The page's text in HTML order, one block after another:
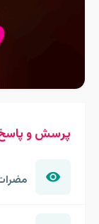
پرسش و